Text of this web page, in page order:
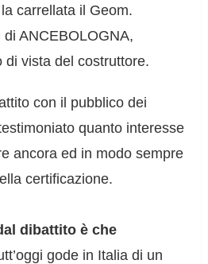
carrellata il Geom.
ANCEBOLOGNA,
di vista del costruttore.
con il pubblico dei
quanto interesse
ancora ed in modo sempre
certificazione.
dibattito è che
gode in Italia di un